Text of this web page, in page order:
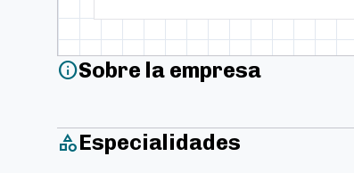
infoSobre la empresa
categoryEspecialidades